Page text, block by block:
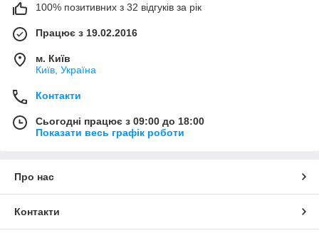
100% позитивних з 32 відгуків за рік
Працює з 19.02.2016
м. Київ
Київ, Україна
Контакти
Сьогодні працює з 09:00 до 18:00
Показати весь графік роботи
Про нас
Контакти